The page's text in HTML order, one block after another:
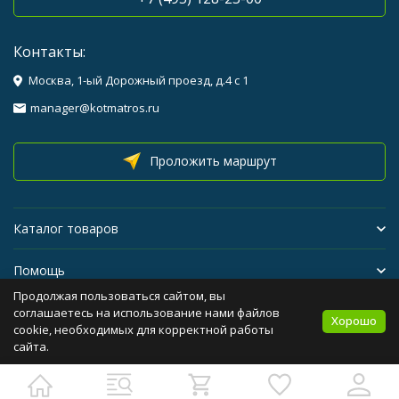
Контакты:
Москва, 1-ый Дорожный проезд, д.4 с 1
manager@kotmatros.ru
Проложить маршрут
Каталог товаров
Помощь
Бренды
Политика персональных данных Карта сайта
Продолжая пользоваться сайтом, вы
соглашаетесь на использование нами файлов
cookie, необходимых для корректной работы
сайта.
Хорошо